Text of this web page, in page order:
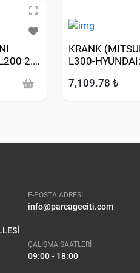
2.5
KRANK
L300-
D4BB)
7,109.78 ₺
E-POSTA ADRESİ
info@parcageciti.com
ÇALIŞMA SAATLERİ
09:00 - 18:00